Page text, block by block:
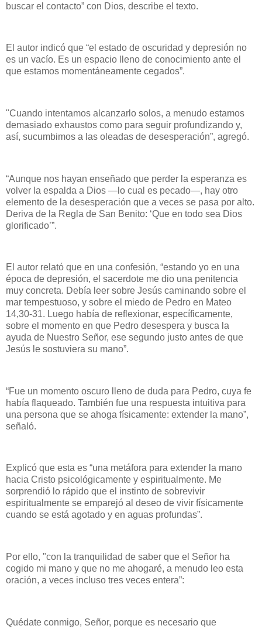
buscar el contacto” con Dios, describe el texto.
El autor indicó que “el estado de oscuridad y depresión no
es un vacío. Es un espacio lleno de conocimiento ante el
que estamos momentáneamente cegados”.
"Cuando intentamos alcanzarlo solos, a menudo estamos
demasiado exhaustos como para seguir profundizando y,
así, sucumbimos a las oleadas de desesperación”, agregó.
“Aunque nos hayan enseñado que perder la esperanza es
volver la espalda a Dios —lo cual es pecado—, hay otro
elemento de la desesperación que a veces se pasa por alto.
Deriva de la Regla de San Benito: ‘Que en todo sea Dios
glorificado’”.
El autor relató que en una confesión, “estando yo en una
época de depresión, el sacerdote me dio una penitencia
muy concreta. Debía leer sobre Jesús caminando sobre el
mar tempestuoso, y sobre el miedo de Pedro en Mateo
14,30-31. Luego había de reflexionar, específicamente,
sobre el momento en que Pedro desespera y busca la
ayuda de Nuestro Señor, ese segundo justo antes de que
Jesús le sostuviera su mano”.
“Fue un momento oscuro lleno de duda para Pedro, cuya fe
había flaqueado. También fue una respuesta intuitiva para
una persona que se ahoga físicamente: extender la mano”,
señaló.
Explicó que esta es “una metáfora para extender la mano
hacia Cristo psicológicamente y espiritualmente. Me
sorprendió lo rápido que el instinto de sobrevivir
espiritualmente se emparejó al deseo de vivir físicamente
cuando se está agotado y en aguas profundas”.
Por ello, "con la tranquilidad de saber que el Señor ha
cogido mi mano y que no me ahogaré, a menudo leo esta
oración, a veces incluso tres veces entera”:
Quédate conmigo, Señor, porque es necesario que